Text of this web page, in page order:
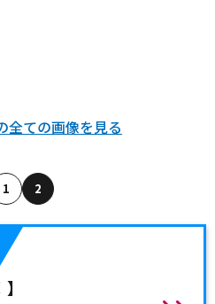
全ての画像を見る
1 2